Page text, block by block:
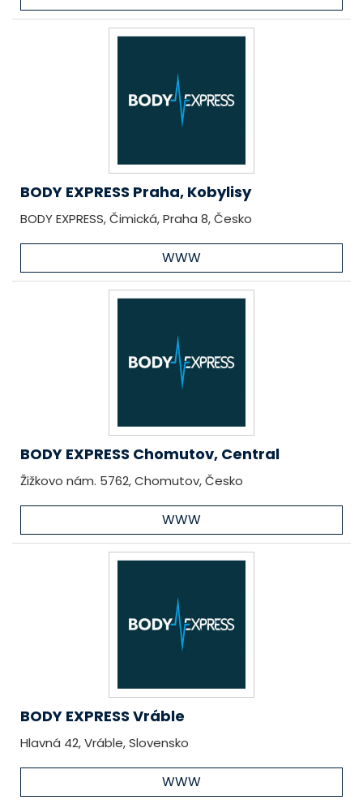
BODY EXPRESS Praha, Kobylisy
BODY EXPRESS, Čimická, Praha 8, Česko
WWW
BODY EXPRESS Chomutov, Central
Žižkovo nám. 5762, Chomutov, Česko
WWW
BODY EXPRESS Vráble
Hlavná 42, Vráble, Slovensko
WWW